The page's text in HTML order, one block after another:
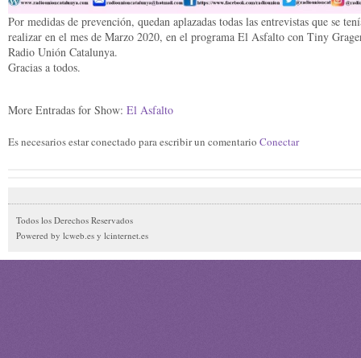
Por medidas de prevención, quedan aplazadas todas las entrevistas que se
realizar en el mes de Marzo 2020, en el programa El Asfalto con Tiny
Radio Unión Catalunya.
Gracias a todos.
More Entradas for Show: El Asfalto
Es necesarios estar conectado para escribir un comentario Conectar
Todos los Derechos Reservados
Powered by lcweb.es y lcinternet.es